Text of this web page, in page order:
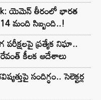
యెమెన్ తీరంలో భారత
మంది సిబ్బంది..!
ప్రత్యేక నిఘా..
కీలక ఆదేశాలు
సందిగ్ధం.. సెలెక్టర్ల